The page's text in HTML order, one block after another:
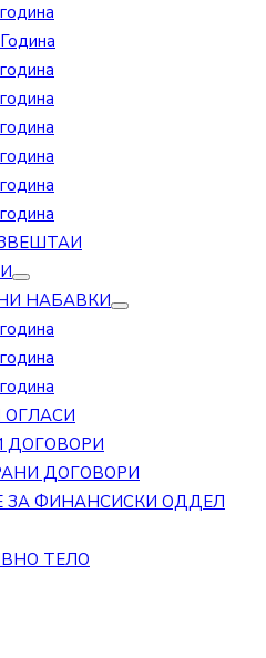
НАБАВКИ
ОГЛАСИ
ДОГОВОРИ
ДОГОВОРИ
ЗА ФИНАНСИСКИ ОДДЕЛ
ТЕЛО